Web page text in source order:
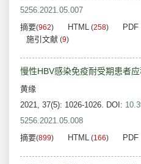
5256.2021.05.007
摘要(962) HTML (258) PDF
施引文献 (9)
慢性HBV感染免疫耐受期患者
黄缘
2021, 37(5): 1026-1026. DOI:
5256.2021.05.008
摘要(899) HTML (166) PDF